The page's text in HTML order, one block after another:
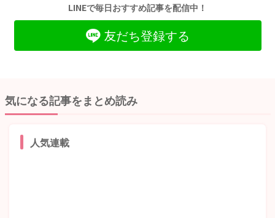
LINEで毎日おすすめ記事を配信中！
友だち登録する
気になる記事をまとめ読み
人気連載